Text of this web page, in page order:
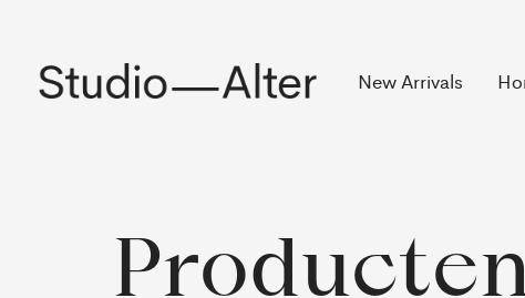
New Arrivals